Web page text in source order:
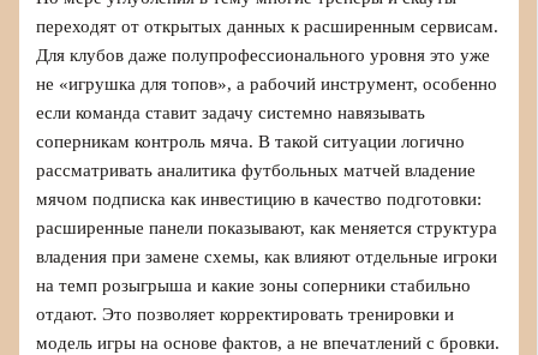
переходят от открытых данных к расширенным сервисам.
Для клубов даже полупрофессионального уровня это уже
не «игрушка для топов», а рабочий инструмент, особенно
если команда ставит задачу системно навязывать
соперникам контроль мяча. В такой ситуации логично
рассматривать аналитика футбольных матчей владение
мячом подписка как инвестицию в качество подготовки:
расширенные панели показывают, как меняется структура
владения при замене схемы, как влияют отдельные игроки
на темп розыгрыша и какие зоны соперники стабильно
отдают. Это позволяет корректировать тренировки и
модель игры на основе фактов, а не впечатлений с бровки.